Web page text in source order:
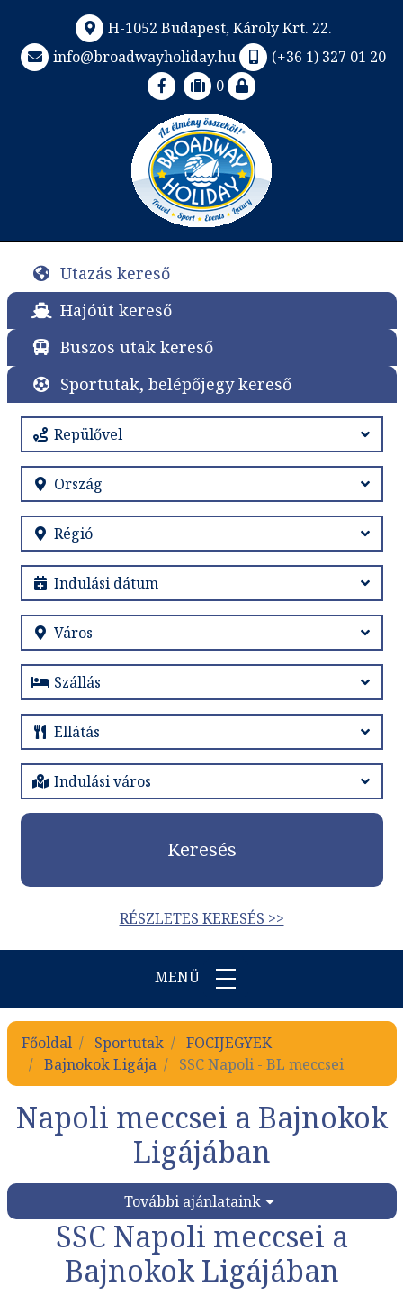
H-1052 Budapest, Károly Krt. 22.
info@broadwayholiday.hu
(+36 1) 327 01 20
0
Utazás kereső
Hajóút kereső
Buszos utak kereső
Sportutak, belépőjegy kereső
Keresés
RÉSZLETES KERESÉS >>
MENÜ
Főoldal Sportutak
FOCIJEGYEK
Bajnokok Ligája
SSC Napoli - BL meccsei
Napoli meccsei a Bajnokok
Ligájában
További ajánlataink
SSC Napoli meccsei a
Bajnokok Ligájában